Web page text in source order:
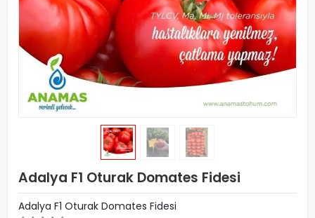
Adalya F1 Oturak Domates Fidesi
Adalya F1 Oturak Domates Fidesi